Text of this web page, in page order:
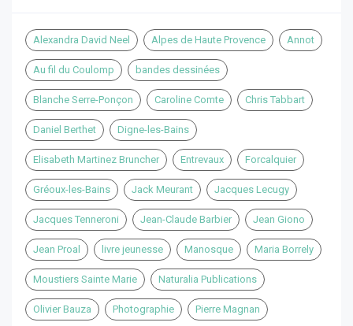
Alexandra David Neel Alpes de Haute Provence Annot
Au fil du Coulomp bandes dessinées
Blanche Serre-Ponçon Caroline Comte Chris Tabbart
Daniel Berthet Digne-les-Bains
Elisabeth Martinez Bruncher Entrevaux Forcalquier
Gréoux-les-Bains Jack Meurant Jacques Lecugy
Jacques Tenneroni Jean-Claude Barbier Jean Giono
Jean Proal livre jeunesse Manosque Maria Borrely
Moustiers Sainte Marie Naturalia Publications
Olivier Bauza Photographie Pierre Magnan